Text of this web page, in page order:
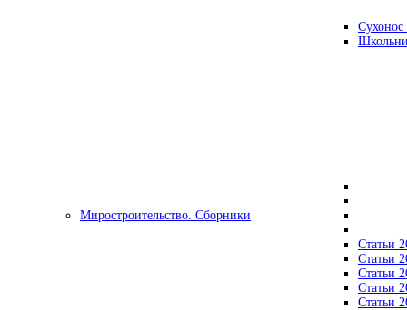
Миростроительство. Сборники
Статьи
Статьи
Статьи
Статьи
Статьи